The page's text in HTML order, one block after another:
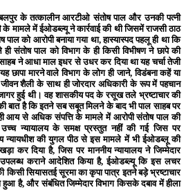
के तत्कालीन आरटीओ संतोष पाल और उनकी पत्नी
मामले में ईओडब्ल्यू ने कार्रवाई की थी जिसमें राजसी ठाठ
को आरोपी बनाया गया था, हास्यास्पद पहलू ही था कि
संतोष पाल को विभाग के ही किसी विभीषण ने छापे की
ने आधा माल इधर से उधर कर दिया था यह चर्चा तेजी
मारने वाले विभाग के लोग ही जाने, विडंबना कहें या
शैली के साथ ही जोरदार अधिकारी के रूप में पहचान
हुई थी। वह शासकीय पद के रसूख तले भ्रष्टाचार की
बात है कि इतने सब सबूत मिलने के बाद भी पाल साहब पर
आय से अधिक संपत्ति के मामले में आरोपी संतोष पाल की
उच्च न्यायालय के समक्ष प्रस्तुत नहीं की गई जिस पर
न्यायधीश की युगल पीठ से इस मामले में भी ईओडब्लू की
कर दिया है, जिस पर माननीय न्यायालय ने जिम्मेदार
उपलब्ध कराने आदेशित किया है, ईओडब्ल्यू कि इस लचर
किसी सियासतई सूरमा का कृपा पात्र इतने बड़े भ्रष्टाचार
हुआ है, और संबंधित जिम्मेदार विभाग किसके दबाव में हीला